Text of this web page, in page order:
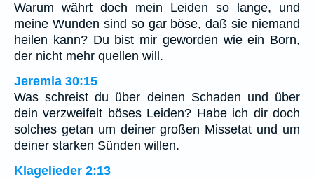
Warum währt doch mein Leiden so lange, und
meine Wunden sind so gar böse, daß sie niemand
heilen kann? Du bist mir geworden wie ein Born,
der nicht mehr quellen will.
Jeremia 30:15
Was schreist du über deinen Schaden und über
dein verzweifelt böses Leiden? Habe ich dir doch
solches getan um deiner großen Missetat und um
deiner starken Sünden willen.
Klagelieder 2:13